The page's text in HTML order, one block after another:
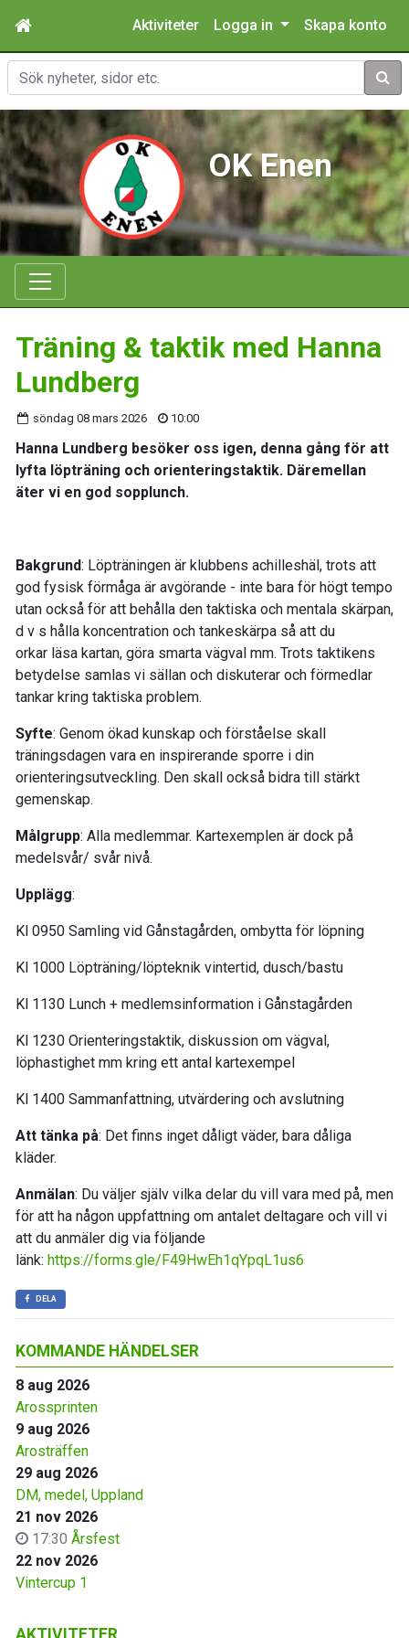
Aktiviteter Logga in Skapa konto
Sök
OK Enen
KOMMANDE HÄNDELSER
8 aug 2026
Arossprinten
9 aug 2026
Arosträffen
29 aug 2026
DM, medel, Uppland
21 nov 2026
17:30 Årsfest
22 nov 2026
Vintercup 1
AKTIVITETER
Träning & taktik med Hanna
Lundberg
söndag 08 mars 2026 10:00
Hanna Lundberg besöker oss igen, denna gång för att
lyfta löpträning och orienteringstaktik. Däremellan
äter vi en god sopplunch.
Bakgrund: Löpträningen är klubbens achilleshäl, trots att
god fysisk förmåga är avgörande - inte bara för högt tempo
utan också för att behålla den taktiska och mentala skärpan,
d v s hålla koncentration och tankeskärpa så att du
orkar läsa kartan, göra smarta vägval mm. Trots taktikens
betydelse samlas vi sällan och diskuterar och förmedlar
tankar kring taktiska problem.
Syfte: Genom ökad kunskap och förståelse skall
träningsdagen vara en inspirerande sporre i din
orienteringsutveckling. Den skall också bidra till stärkt
gemenskap.
Målgrupp: Alla medlemmar. Kartexemplen är dock på
medelsvår/ svår nivå.
Upplägg:
Kl 0950 Samling vid Gånstagården, ombytta för löpning
Kl 1000 Löpträning/löpteknik vintertid, dusch/bastu
Kl 1130 Lunch + medlemsinformation i Gånstagården
Kl 1230 Orienteringstaktik, diskussion om vägval,
löphastighet mm kring ett antal kartexempel
Kl 1400 Sammanfattning, utvärdering och avslutning
Att tänka på: Det finns inget dåligt väder, bara dåliga
kläder.
Anmälan: Du väljer själv vilka delar du vill vara med på, men
för att ha någon uppfattning om antalet deltagare och vill vi
att du anmäler dig via följande
länk: https://forms.gle/F49HwEh1qYpqL1us6
DELA